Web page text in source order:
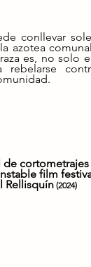
conllevar
azotea
es, no solo
rebelarse
de
film
Rellisquín(2024)